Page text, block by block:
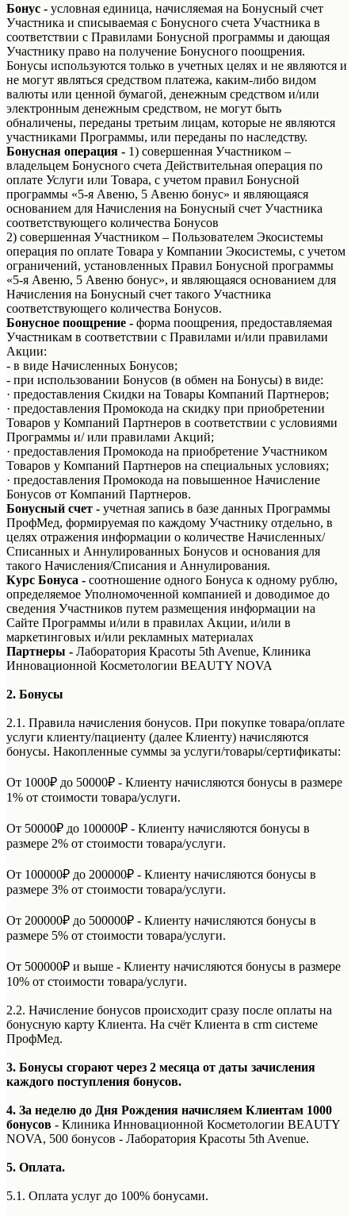
Бонус - условная единица, начисляемая на Бонусный счет
Участника и списываемая с Бонусного счета Участника в
соответствии с Правилами Бонусной программы и дающая
Участнику право на получение Бонусного поощрения.
Бонусы используются только в учетных целях и не являются и
не могут являться средством платежа, каким-либо видом
валюты или ценной бумагой, денежным средством и/или
электронным денежным средством, не могут быть
обналичены, переданы третьим лицам, которые не являются
участниками Программы, или переданы по наследству.
Бонусная операция - 1) совершенная Участником –
владельцем Бонусного счета Действительная операция по
оплате Услуги или Товара, с учетом правил Бонусной
программы «5-я Авеню, 5 Авеню бонус» и являющаяся
основанием для Начисления на Бонусный счет Участника
соответствующего количества Бонусов
2) совершенная Участником – Пользователем Экосистемы
операция по оплате Товара у Компании Экосистемы, с учетом
ограничений, установленных Правил Бонусной программы
«5-я Авеню, 5 Авеню бонус», и являющаяся основанием для
Начисления на Бонусный счет такого Участника
соответствующего количества Бонусов.
Бонусное поощрение - форма поощрения, предоставляемая
Участникам в соответствии с Правилами и/или правилами
Акции:
- в виде Начисленных Бонусов;
- при использовании Бонусов (в обмен на Бонусы) в виде:
· предоставления Скидки на Товары Компаний Партнеров;
· предоставления Промокода на скидку при приобретении
Товаров у Компаний Партнеров в соответствии с условиями
Программы и/ или правилами Акций;
· предоставления Промокода на приобретение Участником
Товаров у Компаний Партнеров на специальных условиях;
· предоставления Промокода на повышенное Начисление
Бонусов от Компаний Партнеров.
Бонусный счет - учетная запись в базе данных Программы
ПрофМед, формируемая по каждому Участнику отдельно, в
целях отражения информации о количестве Начисленных/
Списанных и Аннулированных Бонусов и основания для
такого Начисления/Списания и Аннулирования.
Курс Бонуса - соотношение одного Бонуса к одному рублю,
определяемое Уполномоченной компанией и доводимое до
сведения Участников путем размещения информации на
Сайте Программы и/или в правилах Акции, и/или в
маркетинговых и/или рекламных материалах
Партнеры - Лаборатория Красоты 5th Avenue, Клиника
Инновационной Косметологии BEAUTY NOVA
2. Бонусы
2.1. Правила начисления бонусов. При покупке товара/оплате
услуги клиенту/пациенту (далее Клиенту) начисляются
бонусы. Накопленные суммы за услуги/товары/сертификаты:
От 1000₽ до 50000₽ - Клиенту начисляются бонусы в размере
1% от стоимости товара/услуги.
От 50000₽ до 100000₽ - Клиенту начисляются бонусы в
размере 2% от стоимости товара/услуги.
От 100000₽ до 200000₽ - Клиенту начисляются бонусы в
размере 3% от стоимости товара/услуги.
От 200000₽ до 500000₽ - Клиенту начисляются бонусы в
размере 5% от стоимости товара/услуги.
От 500000₽ и выше - Клиенту начисляются бонусы в размере
10% от стоимости товара/услуги.
2.2. Начисление бонусов происходит сразу после оплаты на
бонусную карту Клиента. На счёт Клиента в crm системе
ПрофМед.
3. Бонусы сгорают через 2 месяца от даты зачисления
каждого поступления бонусов.
4. За неделю до Дня Рождения начисляем Клиентам 1000
бонусов - Клиника Инновационной Косметологии BEAUTY
NOVA, 500 бонусов - Лаборатория Красоты 5th Avenue.
5. Оплата.
5.1. Оплата услуг до 100% бонусами.